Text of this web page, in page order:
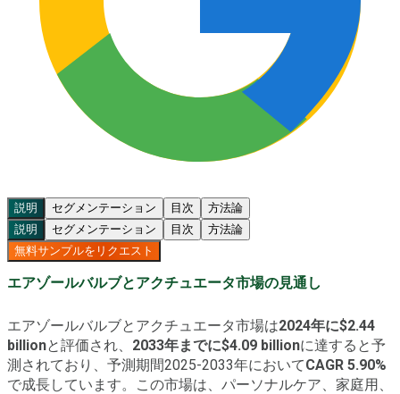
説明 セグメンテーション 目次
方法論
説明
セグメンテーション 目次
方法論
無料サンプルをリクエスト
エアゾールバルブとアクチュエータ市場の見通し
エアゾールバルブとアクチュエータ市場は2024年に$2.44
billionと評価され、 2033年までに$4.09 billionに達すると予
測されており、予測期間2025-2033年においてCAGR 5.90%
で成長しています。この市場は、パーソナルケア、家庭用、